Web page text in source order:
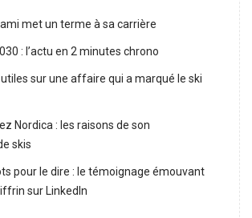
met un terme à sa carrière
: l’actu en 2 minutes chrono
sur une affaire qui a marqué le ski
Nordica : les raisons de son
skis
pour le dire : le témoignage émouvant
sur LinkedIn